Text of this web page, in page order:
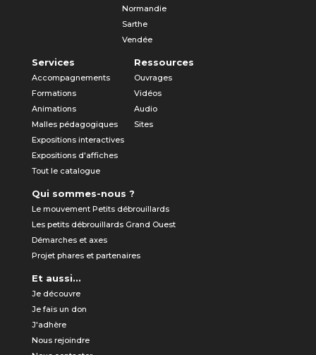
Normandie
Sarthe
Vendée
Services
Accompagnements
Formations
Animations
Malles pédagogiques
Expositions interactives
Expositions d'affiches
Tout le catalogue
Ressources
Ouvrages
Vidéos
Audio
Sites
Qui sommes-nous ?
Le mouvement Petits débrouillards
Les petits débrouillards Grand Ouest
Démarches et axes
Projet phares et partenaires
Et aussi...
Je découvre
Je fais un don
J'adhère
Nous rejoindre